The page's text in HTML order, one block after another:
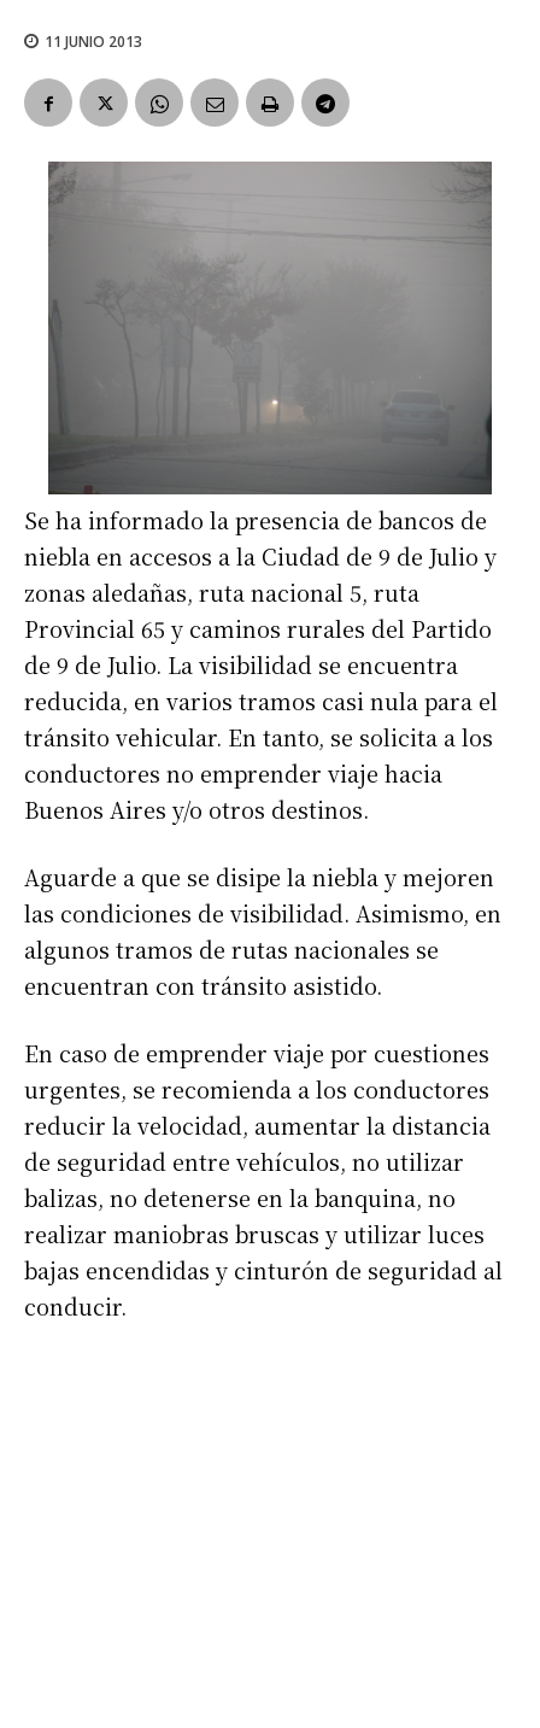
11 JUNIO 2013
Se ha informado la presencia de bancos de
niebla en accesos a la Ciudad de 9 de Julio y
zonas aledañas, ruta nacional 5, ruta
Provincial 65 y caminos rurales del Partido
de 9 de Julio. La visibilidad se encuentra
reducida, en varios tramos casi nula para el
tránsito vehicular. En tanto, se solicita a los
conductores no emprender viaje hacia
Buenos Aires y/o otros destinos.
Aguarde a que se disipe la niebla y mejoren
las condiciones de visibilidad. Asimismo, en
algunos tramos de rutas nacionales se
encuentran con tránsito asistido.
En caso de emprender viaje por cuestiones
urgentes, se recomienda a los conductores
reducir la velocidad, aumentar la distancia
de seguridad entre vehículos, no utilizar
balizas, no detenerse en la banquina, no
realizar maniobras bruscas y utilizar luces
bajas encendidas y cinturón de seguridad al
conducir.